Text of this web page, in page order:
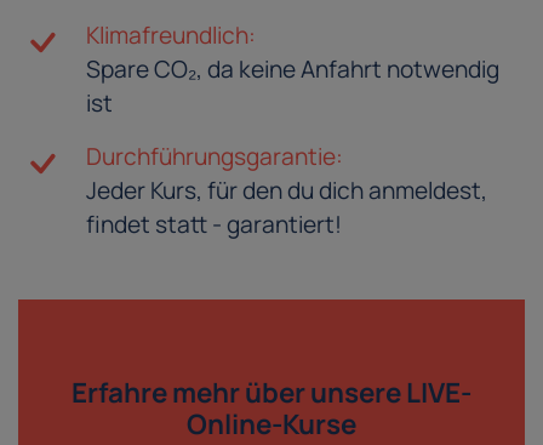
Klimafreundlich:
Spare CO₂, da keine Anfahrt notwendig
ist
Durchführungsgarantie:
Jeder Kurs, für den du dich anmeldest,
findet statt - garantiert!
Erfahre mehr überunsere LIVE-
Online-Kurse